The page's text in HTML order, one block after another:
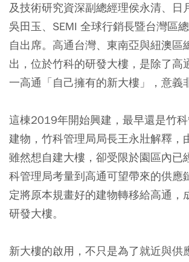
及技術研究資深副總經理侯永清、日
吳田玉、SEMI 全球行銷長暨台灣區
自出席。高通台灣、東南亞與紐澳區
出，位於竹科的研發大樓，是除了高
一高通「自己擁有的新大樓」，意義
這棟2019年開始興建，最早還是竹
建物，竹科管理局局長王永壯解釋，
雖然想自建大樓，卻受限於園區內已
科管理局考量到高通可望帶來的供應
定將原本規畫好的建物轉移給高通，
研發大樓。
新大樓的啟用，不只是為了就近與供